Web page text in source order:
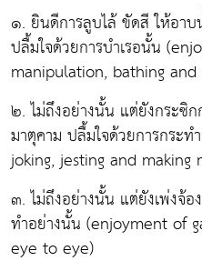
๑. ยินดีการลูบไล้ ขัดสี ให้อา
ปลื้มใจด้วยการบำเรอนั้น
manipulation, bathing
๒. ไม่ถึงอย่างนั้น แต่ยังกระซิ
มาตุคาม ปลื้มใจด้วยการกระ
joking, jesting and
๓. ไม่ถึงอย่างนั้น แต่ยังเพ่งจ้
ทำอย่างนั้น (enjoyment of
eye to eye)